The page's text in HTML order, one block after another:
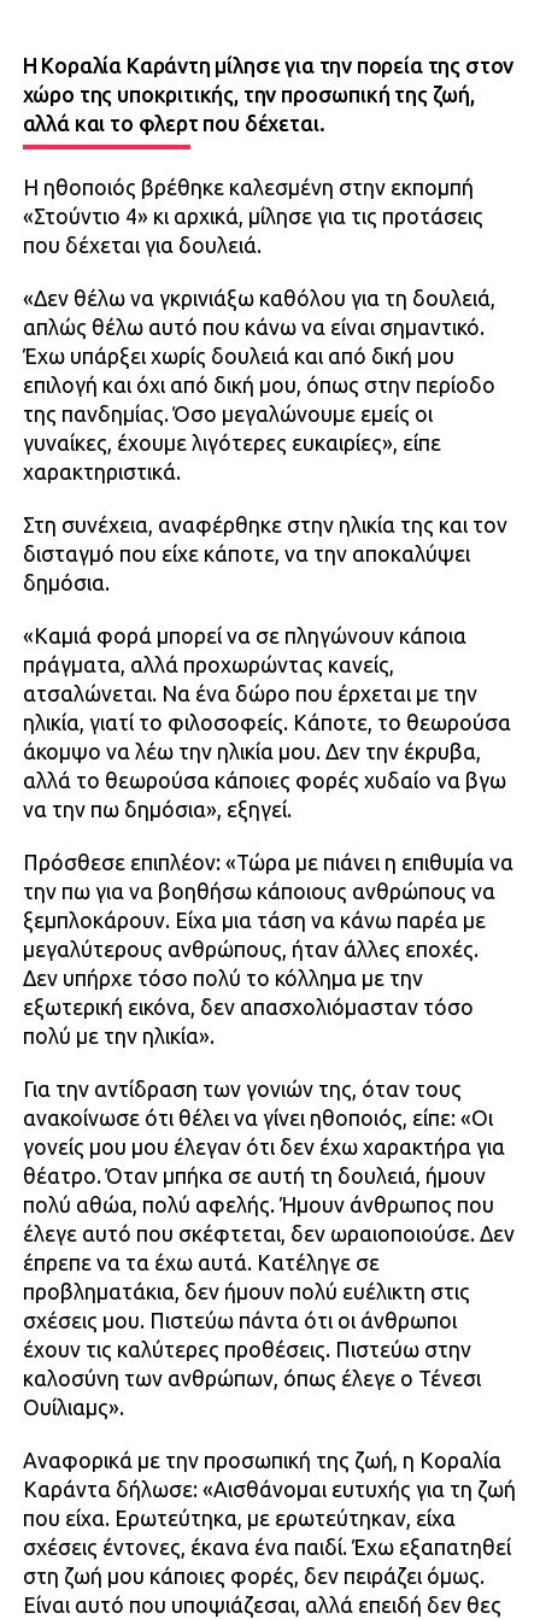
Η Κοραλία Καράντη μίλησε για την πορεία της στον
χώρο της υποκριτικής, την προσωπική της ζωή,
αλλά και το φλερτ που δέχεται.
Η ηθοποιός βρέθηκε καλεσμένη στην εκπομπή
«Στούντιο 4» κι αρχικά, μίλησε για τις προτάσεις
που δέχεται για δουλειά.
«Δεν θέλω να γκρινιάξω καθόλου για τη δουλειά,
απλώς θέλω αυτό που κάνω να είναι σημαντικό.
Έχω υπάρξει χωρίς δουλειά και από δική μου
επιλογή και όχι από δική μου, όπως στην περίοδο
της πανδημίας. Όσο μεγαλώνουμε εμείς οι
γυναίκες, έχουμε λιγότερες ευκαιρίες», είπε
χαρακτηριστικά.
Στη συνέχεια, αναφέρθηκε στην ηλικία της και τον
δισταγμό που είχε κάποτε, να την αποκαλύψει
δημόσια.
«Καμιά φορά μπορεί να σε πληγώνουν κάποια
πράγματα, αλλά προχωρώντας κανείς,
ατσαλώνεται. Να ένα δώρο που έρχεται με την
ηλικία, γιατί το φιλοσοφείς. Κάποτε, το θεωρούσα
άκομψο να λέω την ηλικία μου. Δεν την έκρυβα,
αλλά το θεωρούσα κάποιες φορές χυδαίο να βγω
να την πω δημόσια», εξηγεί.
Πρόσθεσε επιπλέον: «Τώρα με πιάνει η επιθυμία να
την πω για να βοηθήσω κάποιους ανθρώπους να
ξεμπλοκάρουν. Είχα μια τάση να κάνω παρέα με
μεγαλύτερους ανθρώπους, ήταν άλλες εποχές.
Δεν υπήρχε τόσο πολύ το κόλλημα με την
εξωτερική εικόνα, δεν απασχολιόμασταν τόσο
πολύ με την ηλικία».
Για την αντίδραση των γονιών της, όταν τους
ανακοίνωσε ότι θέλει να γίνει ηθοποιός, είπε: «Οι
γονείς μου μου έλεγαν ότι δεν έχω χαρακτήρα για
θέατρο. Όταν μπήκα σε αυτή τη δουλειά, ήμουν
πολύ αθώα, πολύ αφελής. Ήμουν άνθρωπος που
έλεγε αυτό που σκέφτεται, δεν ωραιοποιούσε. Δεν
έπρεπε να τα έχω αυτά. Κατέληγε σε
προβληματάκια, δεν ήμουν πολύ ευέλικτη στις
σχέσεις μου. Πιστεύω πάντα ότι οι άνθρωποι
έχουν τις καλύτερες προθέσεις. Πιστεύω στην
καλοσύνη των ανθρώπων, όπως έλεγε ο Τένεσι
Ουίλιαμς».
Αναφορικά με την προσωπική της ζωή, η Κοραλία
Καράντα δήλωσε: «Αισθάνομαι ευτυχής για τη ζωή
που είχα. Ερωτεύτηκα, με ερωτεύτηκαν, είχα
σχέσεις έντονες, έκανα ένα παιδί. Έχω εξαπατηθεί
στη ζωή μου κάποιες φορές, δεν πειράζει όμως.
Είναι αυτό που υποψιάζεσαι, αλλά επειδή δεν θες